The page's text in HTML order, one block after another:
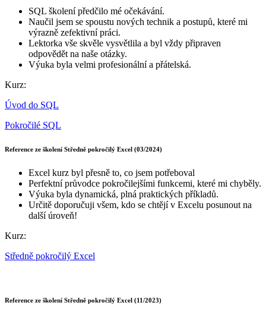
SQL školení předčilo mé očekávání.
Naučil jsem se spoustu nových technik a postupů, které mi
výrazně zefektivní práci.
Lektorka vše skvěle vysvětlila a byl vždy připraven
odpovědět na naše otázky.
Výuka byla velmi profesionální a přátelská.
Kurz:
Úvod do SQL
Pokročilé SQL
Reference ze školení Středně pokročilý Excel (03/2024)
Excel kurz byl přesně to, co jsem potřeboval
Perfektní průvodce pokročilejšími funkcemi, které mi chyběly.
Výuka byla dynamická, plná praktických příkladů.
Určitě doporučuji všem, kdo se chtějí v Excelu posunout na
další úroveň!
Kurz:
Středně pokročilý Excel
Reference ze školení Středně pokročilý Excel (11/2023)